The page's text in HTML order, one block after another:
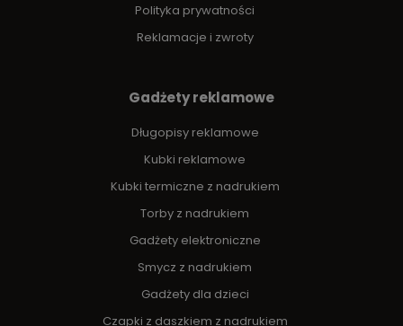
Polityka prywatności
Reklamacje i zwroty
Gadżety reklamowe
Długopisy reklamowe
Kubki reklamowe
Kubki termiczne z nadrukiem
Torby z nadrukiem
Gadżety elektroniczne
Smycz z nadrukiem
Gadżety dla dzieci
Czapki z daszkiem z nadrukiem